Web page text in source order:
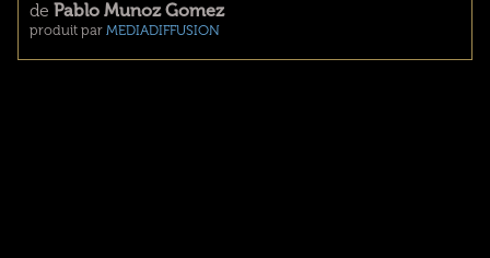
de Pablo Munoz Gomez
produit par MEDIADIFFUSION